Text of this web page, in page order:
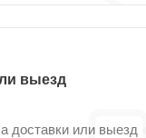
выезд
доставки или выезд